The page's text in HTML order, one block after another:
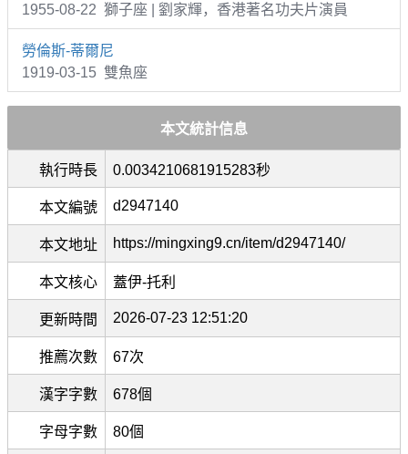
1955-08-22 獅子座 | 劉家輝，香港著名功夫片演員
勞倫斯-蒂爾尼
1919-03-15 雙魚座
本文統計信息
執行時長 0.0034210681915283秒
本文編號 d2947140
本文地址 https://mingxing9.cn/item/d2947140/
本文核心 蓋伊-托利
更新時間 2026-07-23 12:51:20
推薦次數 67次
漢字字數 678個
字母字數 80個